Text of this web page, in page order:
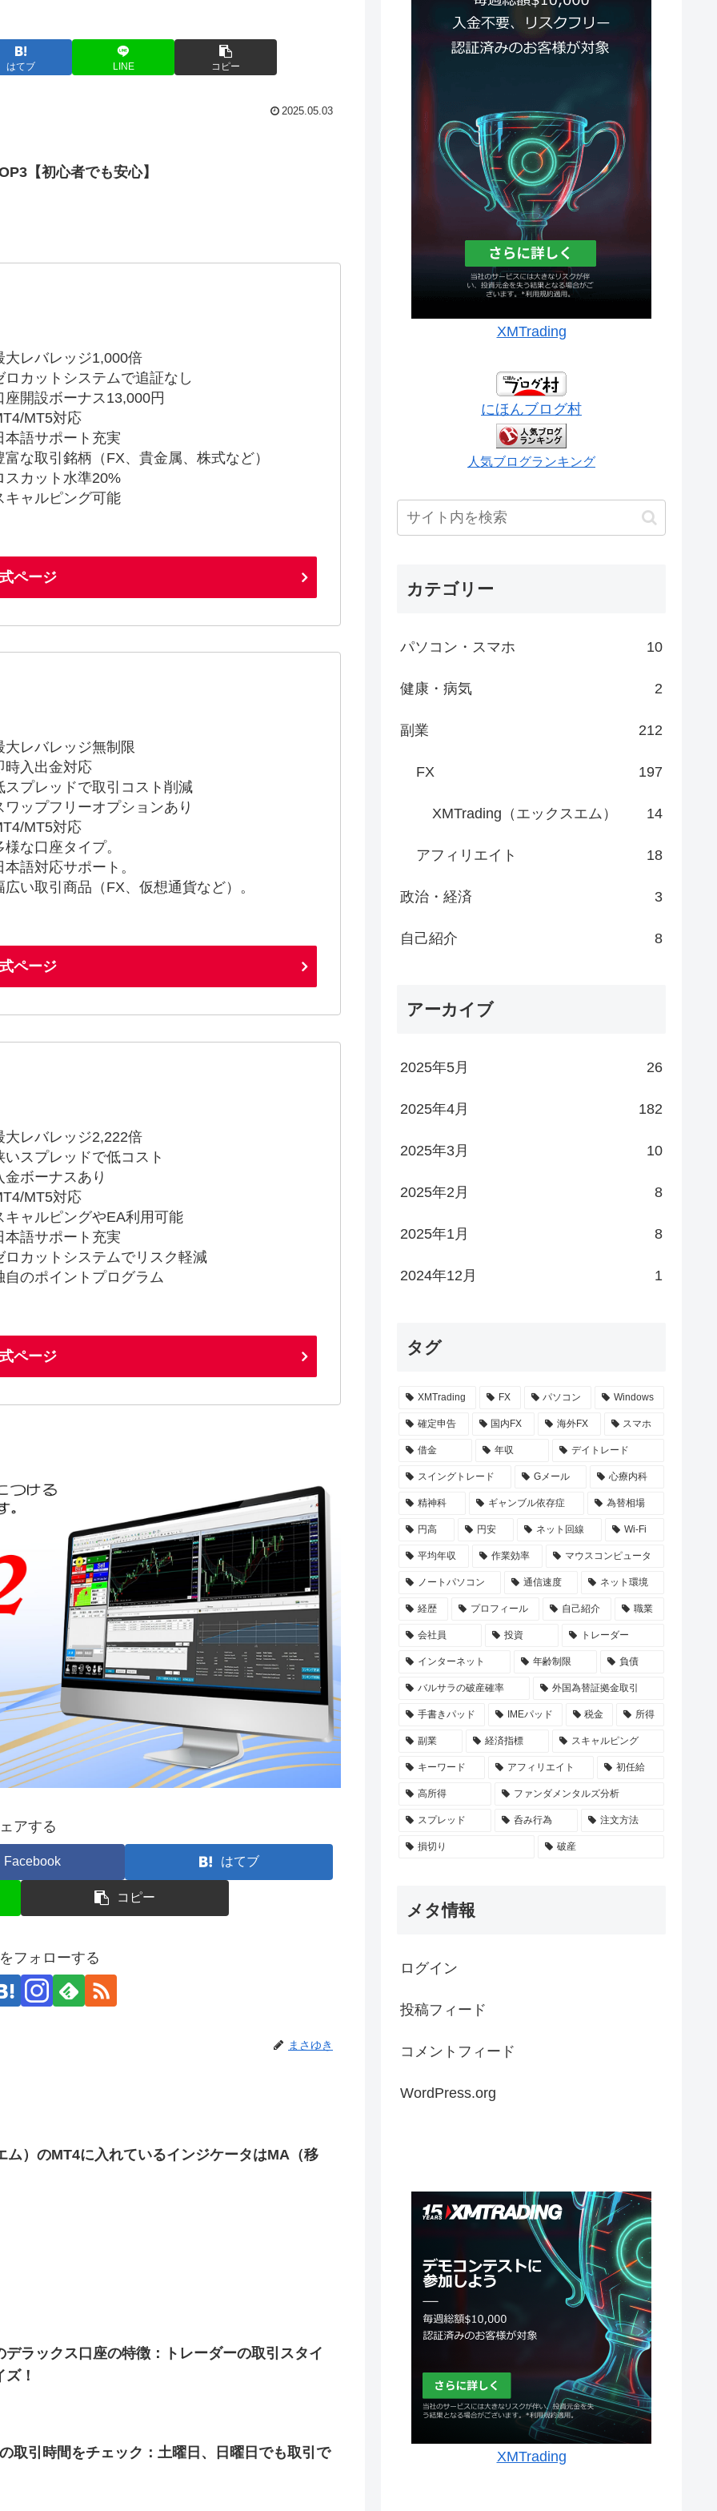
はてブ LINE コピー
2025.05.03
【初心者でも安心】
大レバレッジ1,000倍
ロカットシステムで追証なし
座開設ボーナス13,000円
MT5対応
本語サポート充実
富な取引銘柄（FX、貴金属、株式など）
スカット水準20%
キャルピング可能
ページ
大レバレッジ無制限
時入出金対応
スプレッドで取引コスト削減
ワップフリーオプションあり
MT5対応
様な口座タイプ。
本語対応サポート。
広い取引商品（FX、仮想通貨など）。
ページ
大レバレッジ2,222倍
いスプレッドで低コスト
金ボーナスあり
MT5対応
キャルピングやEA利用可能
本語サポート充実
ロカットシステムでリスク軽減
自のポイントプログラム
ページ
アする
Facebook はてブ
コピー
フォローする
まさゆき
ム）のMT4に入れているインジケータはMA（移
ラックス口座の特徴：トレーダーの取引スタイ
！
取引時間をチェック：土曜日、日曜日でも取引で
XMTrading
にほんブログ村
人気ブログランキング
カテゴリー
パソコン・スマホ 10
健康・病気 2
副業 212
FX 197
XMTrading（エックスエム） 14
アフィリエイト 18
政治・経済 3
自己紹介 8
アーカイブ
2025年5月 26
2025年4月 182
2025年3月 10
2025年2月 8
2025年1月 8
2024年12月 1
タグ
XMTrading FX パソコン Windows
確定申告 国内FX 海外FX スマホ
借金 年収 デイトレード
スイングトレード Gメール 心療内科
精神科 ギャンブル依存症 為替相場
円高 円安 ネット回線 Wi-Fi
平均年収 作業効率 マウスコンピュータ
ノートパソコン 通信速度 ネット環境
経歴 プロフィール 自己紹介 職業
会社員 投資 トレーダー
インターネット 年齢制限 負債
バルサラの破産確率 外国為替証拠金取引
手書きパッド IMEパッド 税金 所得
副業 経済指標 スキャルピング
キーワード アフィリエイト 初任給
高所得 ファンダメンタルズ分析
スプレッド 呑み行為 注文方法
損切り 破産
メタ情報
ログイン
投稿フィード
コメントフィード
WordPress.org
XMTrading